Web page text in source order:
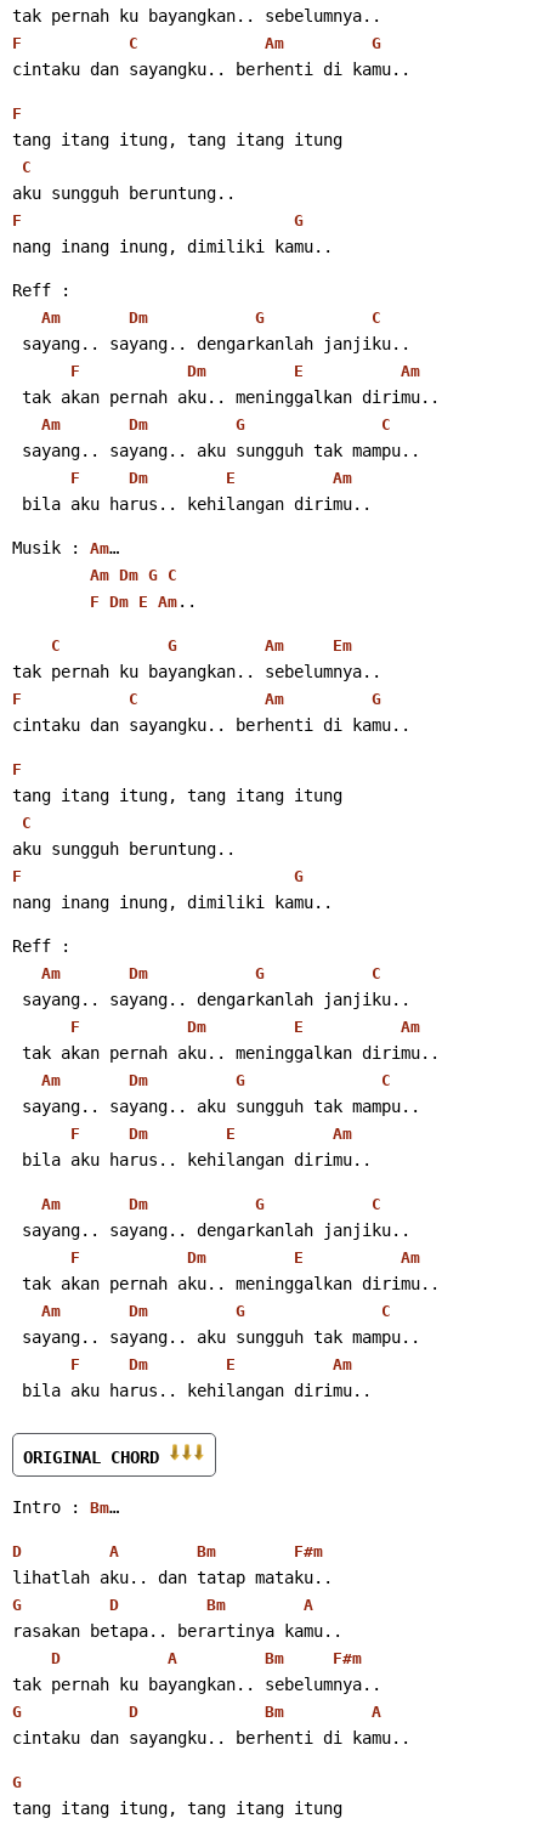
tak pernah ku bayangkan.. sebelumnya..
F C Am G
cintaku dan sayangku.. berhenti di kamu..
F
tang itang itung, tang itang itung
C
aku sungguh beruntung..
F G
nang inang inung, dimiliki kamu..
Reff :
Am Dm G C
sayang.. sayang.. dengarkanlah janjiku..
F Dm E Am
tak akan pernah aku.. meninggalkan dirimu..
Am Dm G C
sayang.. sayang.. aku sungguh tak mampu..
F Dm E Am
bila aku harus.. kehilangan dirimu..
Musik : Am…
Am Dm G C
F Dm E Am ..
C G Am Em
tak pernah ku bayangkan.. sebelumnya..
F C Am G
cintaku dan sayangku.. berhenti di kamu..
F
tang itang itung, tang itang itung
C
aku sungguh beruntung..
F G
nang inang inung, dimiliki kamu..
Reff :
Am Dm G C
sayang.. sayang.. dengarkanlah janjiku..
F Dm E Am
tak akan pernah aku.. meninggalkan dirimu..
Am Dm G C
sayang.. sayang.. aku sungguh tak mampu..
F Dm E Am
bila aku harus.. kehilangan dirimu..
Am Dm G C
sayang.. sayang.. dengarkanlah janjiku..
F Dm E Am
tak akan pernah aku.. meninggalkan dirimu..
Am Dm G C
sayang.. sayang.. aku sungguh tak mampu..
F Dm E Am
bila aku harus.. kehilangan dirimu..
ORIGINAL CHORD
Intro : Bm…
D A Bm F#m
lihatlah aku.. dan tatap mataku..
G D Bm A
rasakan betapa.. berartinya kamu..
D A Bm F#m
tak pernah ku bayangkan.. sebelumnya..
G D Bm A
cintaku dan sayangku.. berhenti di kamu..
G
tang itang itung, tang itang itung